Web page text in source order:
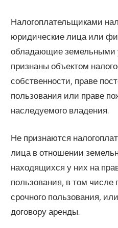
Налогоплательщиками
юридические лица или
обладающие земельными
признаны объектом
собственности, праве
пользования или праве
наследуемого владения.
Не признаются
лица в отношении
находящихся у них на
пользования, в том числе
срочного пользования,
договору аренды.